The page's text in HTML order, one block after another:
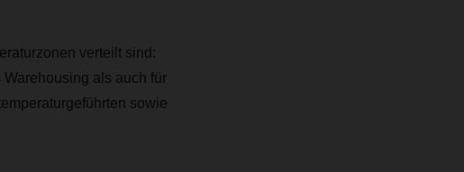
verteilt sind:
als auch für
sowie